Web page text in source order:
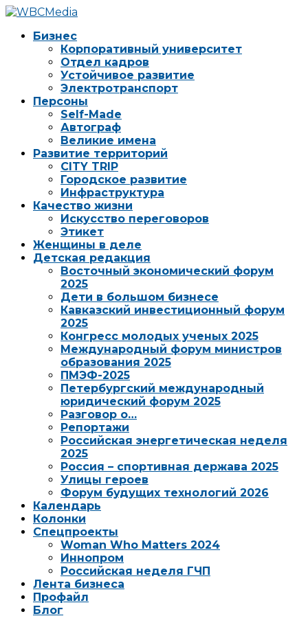
Бизнес
Корпоративный университет
Отдел кадров
Устойчивое развитие
Электротранспорт
Персоны
Self-Made
Автограф
Великие имена
Развитие территорий
CITY TRIP
Городское развитие
Инфраструктура
Качество жизни
Искусство переговоров
Этикет
Женщины в деле
Детская редакция
Восточный экономический форум
2025
Дети в большом бизнесе
Кавказский инвестиционный форум
2025
Конгресс молодых ученых 2025
Международный форум министров
образования 2025
ПМЭФ-2025
Петербургский международный
юридический форум 2025
Разговор о…
Репортажи
Российская энергетическая неделя
2025
Россия – спортивная держава 2025
Улицы героев
Форум будущих технологий 2026
Календарь
Колонки
Спецпроекты
Woman Who Matters 2024
Иннопром
Российская неделя ГЧП
Лента бизнеса
Профайл
Блог